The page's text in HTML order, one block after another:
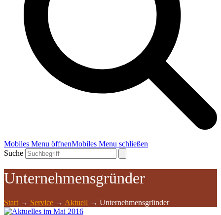
Mobiles Menu öffnenMobiles Menu schließen
Suche
Unternehmensgründer
Start → Service → Aktuell → Unternehmensgründer